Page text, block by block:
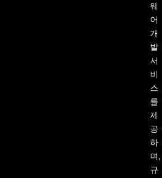
웨
어
개
발
서
비
스
를
제
공
하
며,
규